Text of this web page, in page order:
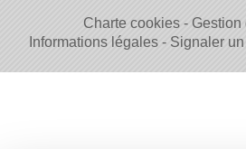
Charte cookies
Gestion
Informations légales
Signaler